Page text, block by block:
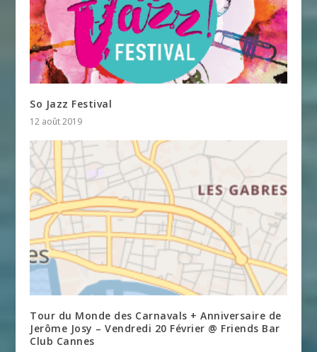
So Jazz Festival
12 août 2019
Tour du Monde des Carnavals + Anniversaire de
Jerôme Josy – Vendredi 20 Février @ Friends Bar
Club Cannes